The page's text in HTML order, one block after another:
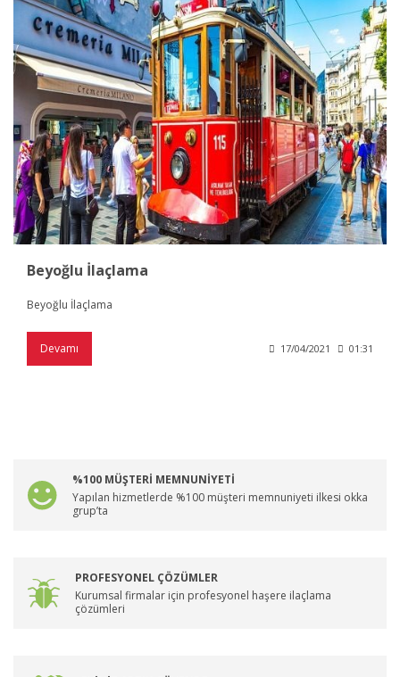
Beyoğlu İlaçlama
Beyoğlu İlaçlama
Devamı 17/04/2021 01:31
%100 MÜŞTERİ MEMNUNİYETİ
Yapılan hizmetlerde %100 müşteri memnuniyeti ilkesi okka
grup’ta
PROFESYONEL ÇÖZÜMLER
Kurumsal firmalar için profesyonel haşere ilaçlama
çözümleri